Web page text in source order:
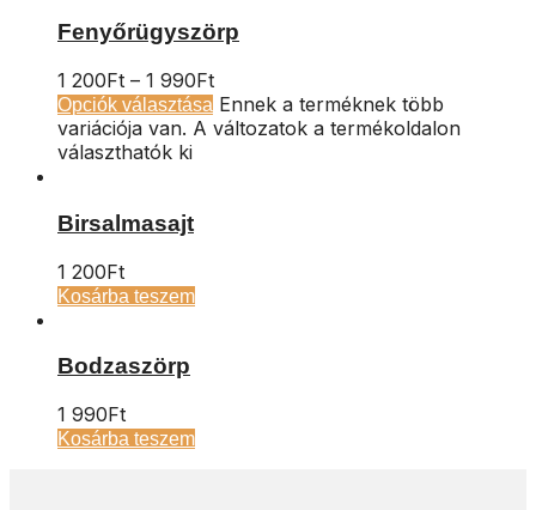
Fenyőrügyszörp
1 200Ft – 1 990Ft
Opciók választása Ennek a terméknek több
variációja van. A változatok a termékoldalon
választhatók ki
Birsalmasajt
1 200Ft
Kosárba teszem
Bodzaszörp
1 990Ft
Kosárba teszem